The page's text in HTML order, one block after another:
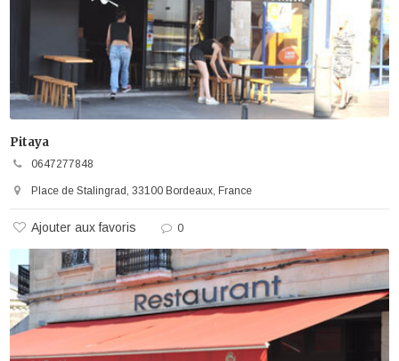
Pitaya
0647277848
Place de Stalingrad, 33100 Bordeaux, France
Ajouter aux favoris 0